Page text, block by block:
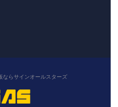
ならサインオールスターズ